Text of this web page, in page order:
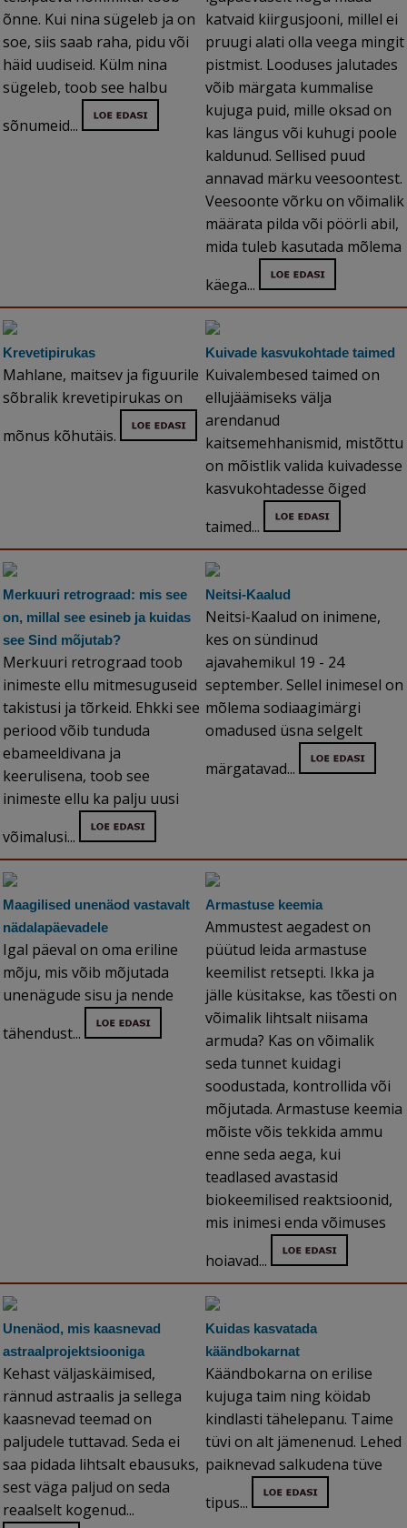
õnne. Kui nina sügeleb ja on
soe, siis saab raha, pidu või
häid uudiseid. Külm nina
sügeleb, toob see halbu
sõnumeid...
katvaid kiirgusjooni, millel ei
pruugi alati olla veega mingit
pistmist. Looduses jalutades
võib märgata kummalise
kujuga puid, mille oksad on
kas längus või kuhugi poole
kaldunud. Sellised puud
annavad märku veesoontest.
Veesoonte võrku on võimalik
määrata pilda või pöörli abil,
mida tuleb kasutada mõlema
käega...
Krevetipirukas
Mahlane, maitsev ja figuurile
sõbralik krevetipirukas on
mõnus kõhutäis.
Kuivade kasvukohtade taimed
Kuivalembesed taimed on
ellujäämiseks välja
arendanud
kaitsemehhanismid, mistõttu
on mõistlik valida kuivadesse
kasvukohtadesse õiged
taimed...
Merkuuri retrograad: mis see
on, millal see esineb ja kuidas
see Sind mõjutab?
Merkuuri retrograad toob
inimeste ellu mitmesuguseid
takistusi ja tõrkeid. Ehkki see
periood võib tunduda
ebameeldivana ja
keerulisena, toob see
inimeste ellu ka palju uusi
võimalusi...
Neitsi-Kaalud
Neitsi-Kaalud on inimene,
kes on sündinud
ajavahemikul 19 - 24
september. Sellel inimesel on
mõlema sodiaagimärgi
omadused üsna selgelt
märgatavad...
Maagilised unenäod vastavalt
nädalapäevadele
Igal päeval on oma eriline
mõju, mis võib mõjutada
unenägude sisu ja nende
tähendust...
Armastuse keemia
Ammustest aegadest on
püütud leida armastuse
keemilist retsepti. Ikka ja
jälle küsitakse, kas tõesti on
võimalik lihtsalt niisama
armuda? Kas on võimalik
seda tunnet kuidagi
soodustada, kontrollida või
mõjutada. Armastuse keemia
mõiste võis tekkida ammu
enne seda aega, kui
teadlased avastasid
biokeemilised reaktsioonid,
mis inimesi enda võimuses
hoiavad...
Unenäod, mis kaasnevad
astraalprojektsiooniga
Kehast väljaskäimised,
rännud astraalis ja sellega
kaasnevad teemad on
paljudele tuttavad. Seda ei
saa pidada lihtsalt ebausuks,
sest väga paljud on seda
reaalselt kogenud...
Kuidas kasvatada
käändbokarnat
Käändbokarna on erilise
kujuga taim ning köidab
kindlasti tähelepanu. Taime
tüvi on alt jämenenud. Lehed
paiknevad salkudena tüve
tipus...